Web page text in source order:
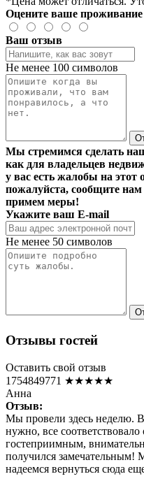
Оцените ваше проживание
Ваш отзыв
Не менее 100 символов
Мы стремимся сделать
как для владельцев
у вас есть жалобы на этот
пожалуйста, сообщите
примем меры!
Укажите ваш E-mail
Не менее 50 символов
Отзывы гостей
Оставить свой отзыв
1754849771 ★★★★★
Анна
Отзыв:
Мы провели здесь неделю.
нужно, все
гостеприимным,
получился замечательным!
надеемся вернуться сюда